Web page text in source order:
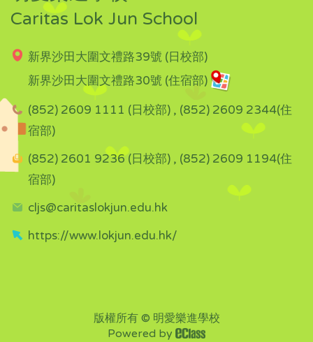
Caritas Lok Jun School
新界沙田大圍文禮路39號 (日校部)
新界沙田大圍文禮路30號 (住宿部)
(852) 2609 1111 (日校部) , (852) 2609 2344(住
宿部)
(852) 2601 9236 (日校部) , (852) 2609 1194(住
宿部)
cljs@caritaslokjun.edu.hk
https://www.lokjun.edu.hk/
版權所有 © 明愛樂進學校
Powered by